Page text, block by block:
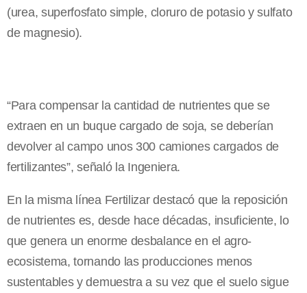
(urea, superfosfato simple, cloruro de potasio y sulfato
de magnesio).
“Para compensar la cantidad de nutrientes que se
extraen en un buque cargado de soja, se deberían
devolver al campo unos 300 camiones cargados de
fertilizantes”, señaló la Ingeniera.
En la misma línea Fertilizar destacó que la reposición
de nutrientes es, desde hace décadas, insuficiente, lo
que genera un enorme desbalance en el agro-
ecosistema, tornando las producciones menos
sustentables y demuestra a su vez que el suelo sigue